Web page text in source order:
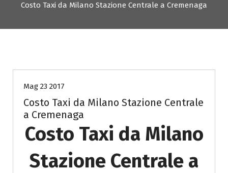
Costo Taxi da Milano Stazione Centrale a Cremenaga
Mag 23 2017
Costo Taxi da Milano Stazione Centrale
a Cremenaga
Costo Taxi da Milano
Stazione Centrale a